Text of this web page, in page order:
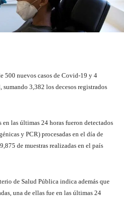
500 nuevos casos de Covid-19 y 4
sumando 3,382 los decesos registrados
en las últimas 24 horas fueron detectados
y PCR) procesadas en el día de
de muestras realizadas en el país
de Salud Pública indica además que
una de ellas fue en las últimas 24